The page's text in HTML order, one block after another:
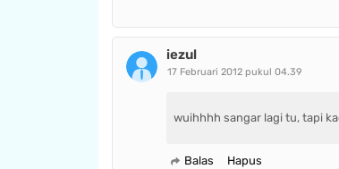
iezul
17 Februari 2012 pukul 04.39
wuihhhh sangar lagi tu, tapi
Balas Hapus